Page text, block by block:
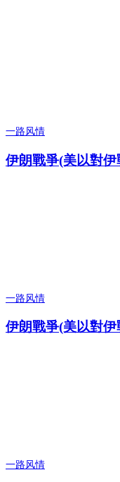
一路风情
伊朗戰爭(美以對
一路风情
伊朗戰爭(美以對
一路风情